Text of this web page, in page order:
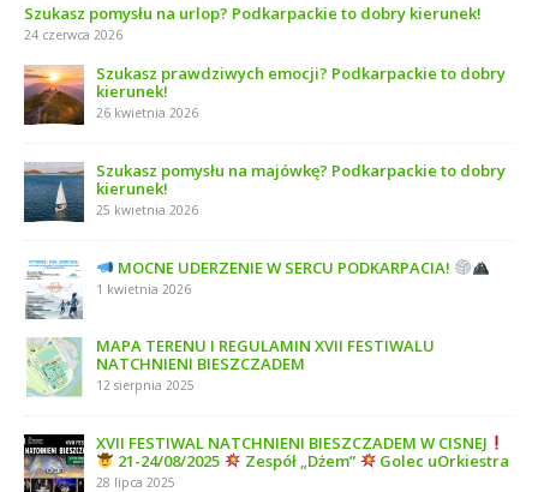
Szukasz pomysłu na urlop? Podkarpackie to dobry kierunek!
24 czerwca 2026
Szukasz prawdziwych emocji? Podkarpackie to dobry
kierunek!
26 kwietnia 2026
Szukasz pomysłu na majówkę? Podkarpackie to dobry
kierunek!
25 kwietnia 2026
MOCNE UDERZENIE W SERCU PODKARPACIA!
1 kwietnia 2026
MAPA TERENU I REGULAMIN XVII FESTIWALU
NATCHNIENI BIESZCZADEM
12 sierpnia 2025
XVII FESTIWAL NATCHNIENI BIESZCZADEM W CISNEJ
21-24/08/2025
Zespół „Dżem” Golec uOrkiestra
28 lipca 2025